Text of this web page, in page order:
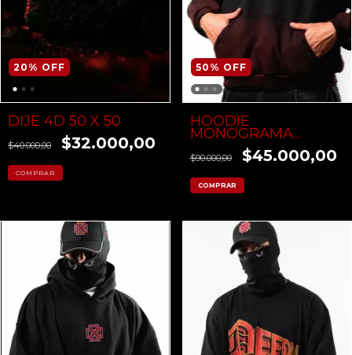
20 % OFF
DIJE 4D 50 X 50
$40.000,00 $32.000,00
50 % OFF
HOODIE
MONOGRAMA
DEGRADE ROJO
$90.000,00 $45.000,00
COMPRAR